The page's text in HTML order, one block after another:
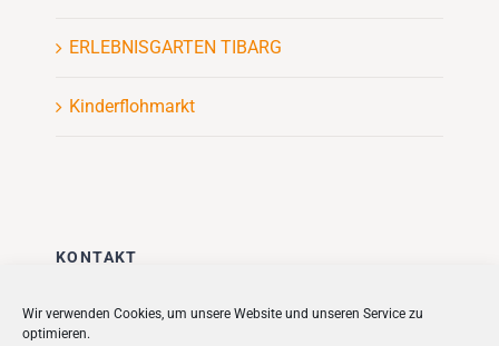
Wir verwenden Cookies, um unsere Website und unseren Service zu
optimieren.
ERLEBNISGARTEN TIBARG
Kinderflohmarkt
KONTAKT
Stadt + Handel City- und